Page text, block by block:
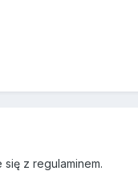
z regulaminem.